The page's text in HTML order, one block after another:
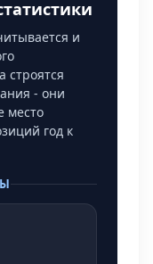
и
строятся
- они
место
год к